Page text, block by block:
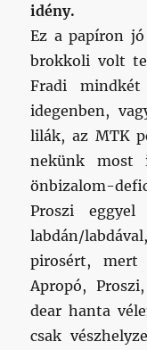
idény.
Ez a papíron
brokkoli volt
Fradi
idegenben,
lilák, az MTK
nekünk most
önbizalom-
Proszi
labdán/
pirosért,
Apropó,
dear hanta
csak